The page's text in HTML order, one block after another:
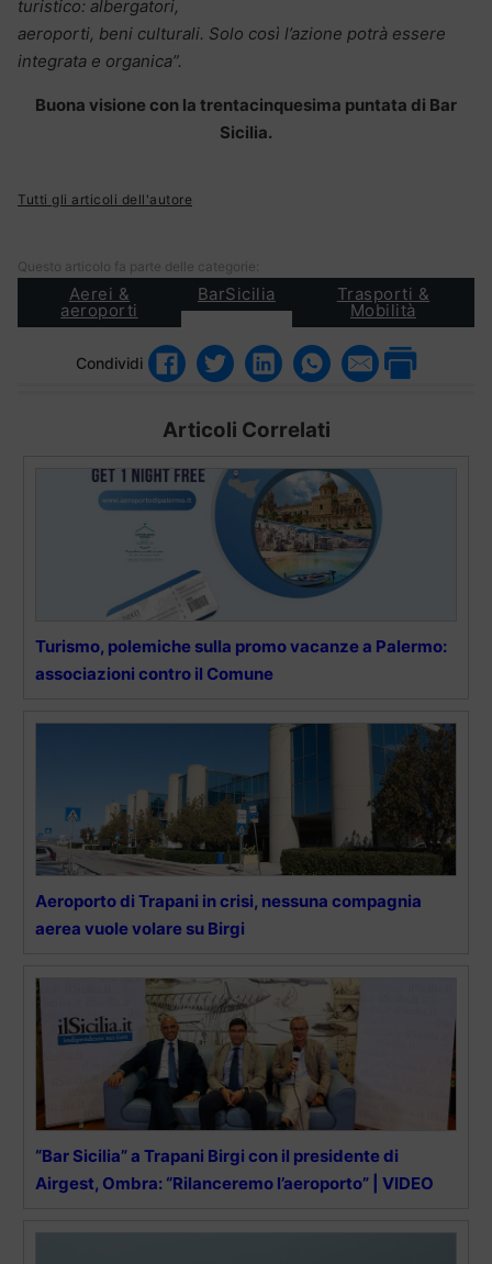
turistico: albergatori,
aeroporti, beni culturali. Solo così l’azione potrà essere
integrata e organica”.
Buona visione con la trentacinquesima puntata di Bar
Sicilia.
Tutti gli articoli dell'autore
Questo articolo fa parte delle categorie:
Aerei &
aeroporti
BarSicilia Trasporti &
Mobilità
Condividi
Articoli Correlati
Turismo, polemiche sulla promo vacanze a Palermo:
associazioni contro il Comune
Aeroporto di Trapani in crisi, nessuna compagnia
aerea vuole volare su Birgi
“Bar Sicilia” a Trapani Birgi con il presidente di
Airgest, Ombra: “Rilanceremo l’aeroporto” | VIDEO